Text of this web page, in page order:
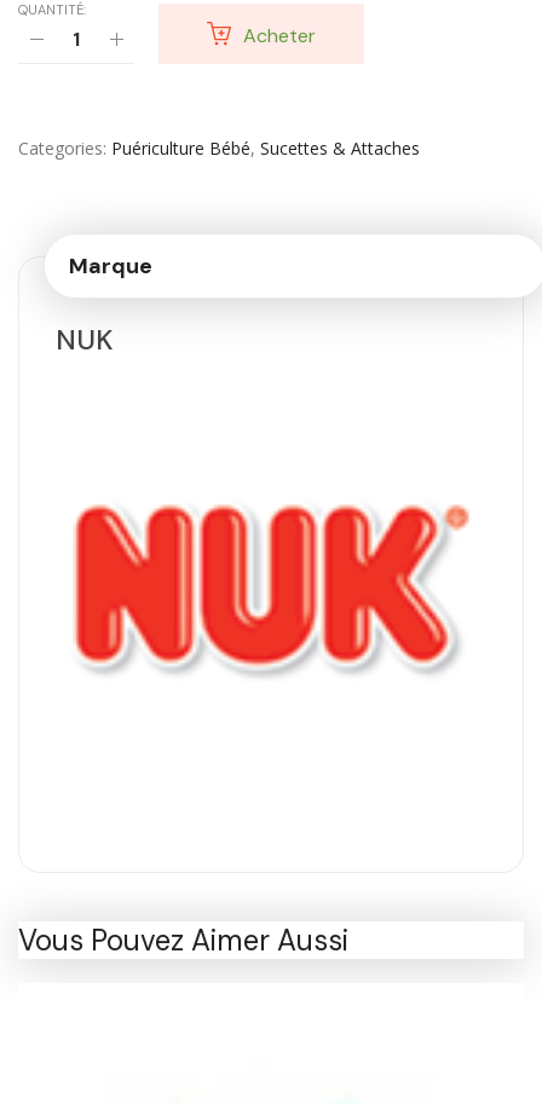
QUANTITÉ:
Acheter
Categories Puériculture Bébé, Sucettes & Attaches
Marque
NUK
Vous Pouvez Aimer Aussi